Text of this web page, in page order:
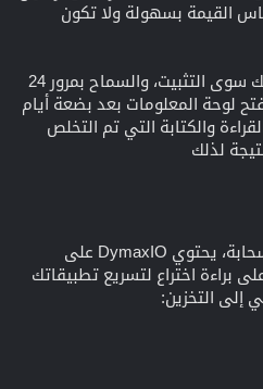
القيمة بسهولة ولا تكون
• لا يلزم إعادة التشغيل. ما عليك سوى التثبيت، والسماح بمرور 24
لوحة المعلومات بعد بضعة أيام
والكتابة التي تم التخلص
لذلك
سواء كان ذلك محليًا أو في السحابة، يحتوي DymaxIO على
براءة اختراع لتسريع تطبيقاتك
إلى التخزين: